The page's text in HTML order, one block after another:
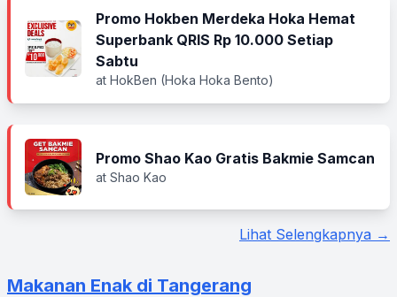
Promo Hokben Merdeka Hoka Hemat
Superbank QRIS Rp 10.000 Setiap
Sabtu
at HokBen (Hoka Hoka Bento)
Promo Shao Kao Gratis Bakmie Samcan
at Shao Kao
Lihat Selengkapnya →
Makanan Enak di Tangerang